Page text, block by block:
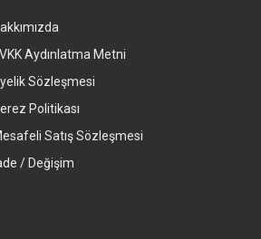
Aydınlatma Metni
Sözleşmesi
Politikası
Satış Sözleşmesi
/ Değişim